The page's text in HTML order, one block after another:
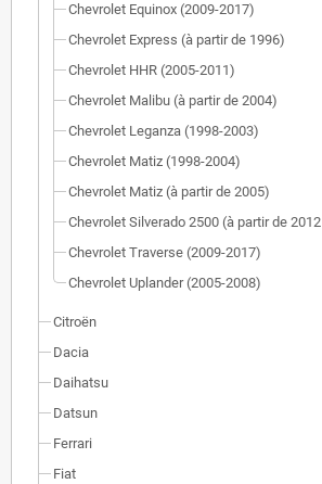
Chevrolet Equinox (2009-2017)
Chevrolet Express (à partir de 1996)
Chevrolet HHR (2005-2011)
Chevrolet Malibu (à partir de 2004)
Chevrolet Leganza (1998-2003)
Chevrolet Matiz (1998-2004)
Chevrolet Matiz (à partir de 2005)
Chevrolet Silverado 2500 (à partir de 2012
Chevrolet Traverse (2009-2017)
Chevrolet Uplander (2005-2008)
Citroën
Dacia
Daihatsu
Datsun
Ferrari
Fiat